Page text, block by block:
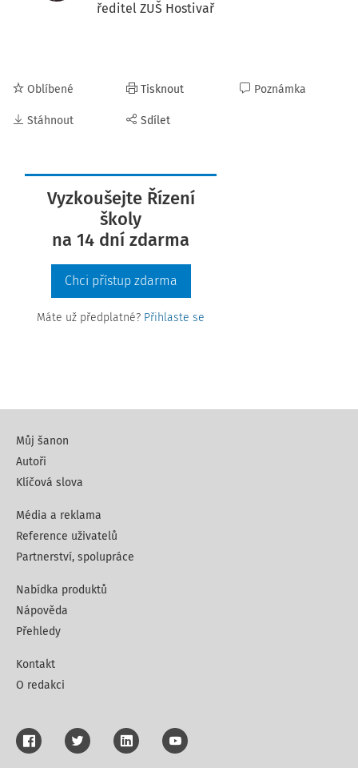
ředitel ZUŠ Hostivař
Oblíbené
Stáhnout
Tisknout
Sdílet
Poznámka
Vyzkoušejte Řízení
školy
na 14 dní zdarma
Chci přístup zdarma
Máte už předplatné? Přihlaste se
Můj šanon
Autoři
Klíčová slova
Média a reklama
Reference uživatelů
Partnerství, spolupráce
Nabídka produktů
Nápověda
Přehledy
Kontakt
O redakci